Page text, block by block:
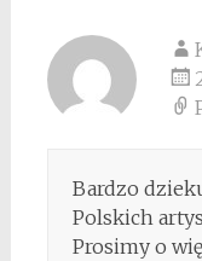
Bardzo
Polskich
Prosimy o